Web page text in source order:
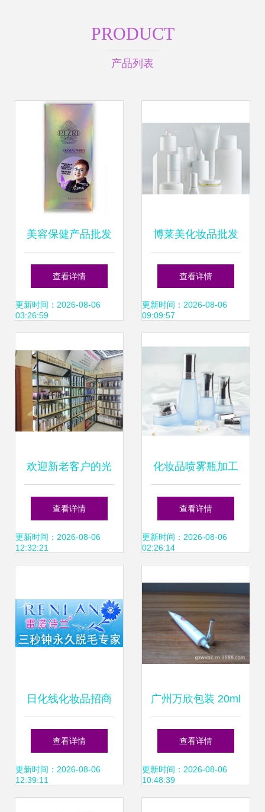
PRODUCT
产品列表
美容保健产品批发
打造您的美丽事业
蓝图
查看详情
更新时间：2026-08-06
03:26:59
博莱美化妆品批发
市场前景与选购指
南
查看详情
更新时间：2026-08-06
09:09:57
欢迎新老客户的光
临 #台州宏业院线
精品化妆品公司国
查看详情
更新时间：2026-08-06
12:32:21
化妆品喷雾瓶加工
与化妆品及卫生用
品批发的协同发展
查看详情
更新时间：2026-08-06
02:26:14
日化线化妆品招商
代理全攻略 批发、
加盟与连锁经营的
查看详情
更新时间：2026-08-06
12:39:11
广州万欣包装 20ml
尖嘴软管OEM解决
方案，助力化妆品
查看详情
更新时间：2026-08-06
10:48:39